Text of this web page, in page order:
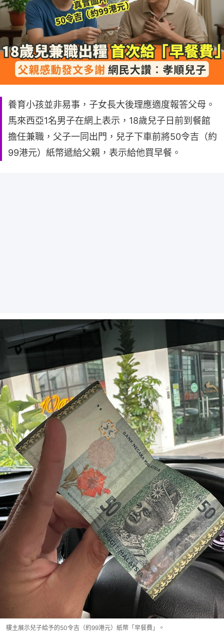
養育小孩並非易事，子女長大後理應適度報答父母。
馬來西亞1名男子在網上表示，18歲兒子日前到餐館
擔任兼職，父子一同出門，兒子下車前將50令吉（約
99港元）紙幣遞給父親，表示給他買早餐。
樓主展示兒子給予的50令吉（約99港元）紙幣「早餐費」。